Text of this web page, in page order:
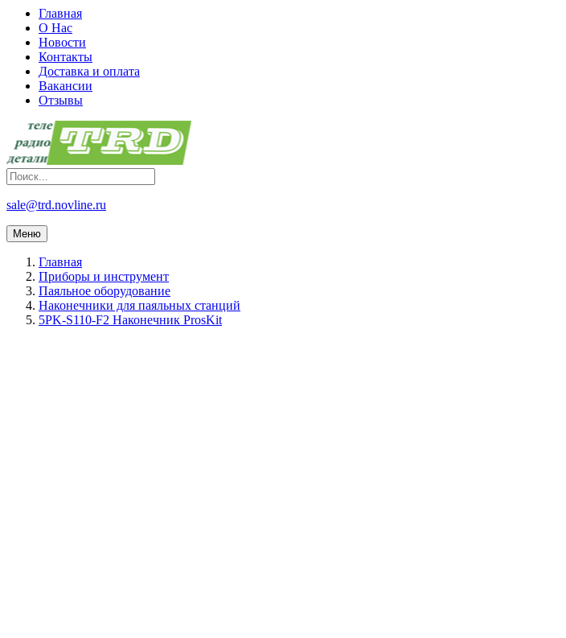
Главная
О Нас
Новости
Контакты
Доставка и оплата
Вакансии
Отзывы
sale@trd.novline.ru
Меню
Главная
Приборы и инструмент
Паяльное оборудование
Наконечники для паяльных станций
5PK-S110-F2 Наконечник ProsKit